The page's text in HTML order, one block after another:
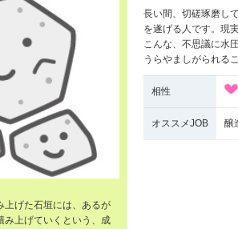
上げた石垣には、あるが
み上げていくという、成
長い間、切磋琢磨し
を遂げる人です。現
こんな、不思議に水
うらやましがられる
相性
オススメJOB 醸